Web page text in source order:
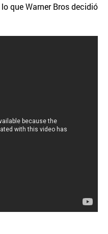
que Warner Bros decidió